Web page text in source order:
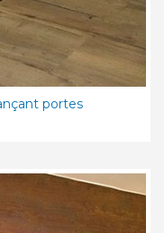
portes